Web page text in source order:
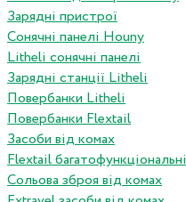
Зарядні пристрої
Сонячні панелі Houny
Litheli сонячні панелі
Зарядні станції Litheli
Повербанки Litheli
Повербанки Flextail
Засоби від комах
Flextail
Сольова зброя від комах